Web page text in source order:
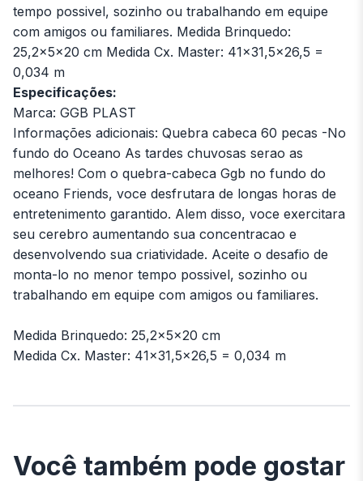
tempo possivel, sozinho ou trabalhando em equipe
com amigos ou familiares. Medida Brinquedo:
25,2x5x20 cm Medida Cx. Master: 41x31,5x26,5 =
0,034 m
Especificações:
Marca: GGB PLAST
Informações adicionais: Quebra cabeca 60 pecas -No
fundo do Oceano As tardes chuvosas serao as
melhores! Com o quebra-cabeca Ggb no fundo do
oceano Friends, voce desfrutara de longas horas de
entretenimento garantido. Alem disso, voce exercitara
seu cerebro aumentando sua concentracao e
desenvolvendo sua criatividade. Aceite o desafio de
monta-lo no menor tempo possivel, sozinho ou
trabalhando em equipe com amigos ou familiares.
Medida Brinquedo: 25,2x5x20 cm
Medida Cx. Master: 41x31,5x26,5 = 0,034 m
Você também pode gostar